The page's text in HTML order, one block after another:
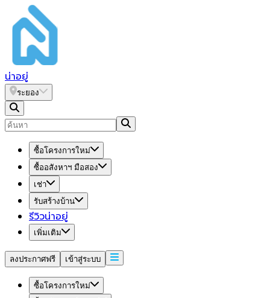
น่าอยู่
ระยอง
ซื้อโครงการใหม่
ซื้ออสังหาฯ มือสอง
เช่า
รับสร้างบ้าน
รีวิวน่าอยู่
เพิ่มเติม
ลงประกาศฟรี เข้าสู่ระบบ
ซื้อโครงการใหม่